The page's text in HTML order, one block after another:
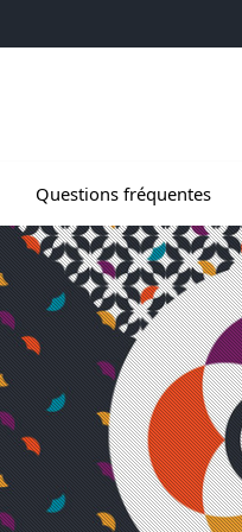
Questions fréquentes